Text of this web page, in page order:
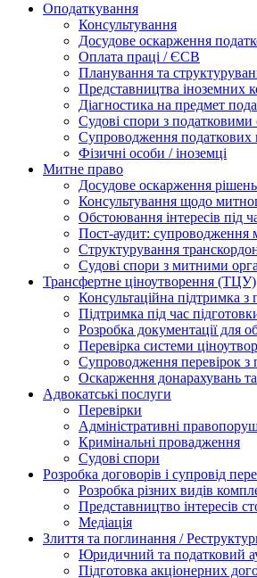
Оподаткування
Консультування
Досудове оскарження
Оплата праці / ЄСВ
Планування та
Представництва іноземних
Діагностика на предмет
Судові спори з податковими
Супроводження податкових
Фізичні особи / іноземці
Митне право
Досудове оскарження
Консультування щодо
Обстоювання інтересів під
Пост-аудит: супроводження
Структурування
Судові спори з митними
Трансфертне ціноутворення (ТЦУ)
Консультаційна підтримка
Підтримка під час
Розробка документації для
Перевірка системи
Супроводження перевірок з
Оскарження донарахувань
Адвокатські послуги
Перевірки
Адміністративні
Кримінальні провадження
Судові спори
Розробка договорів і супровід
Розробка різних видів
Представництво інтересів
Медіація
Злиття та поглинання /
Юридичний та податковий
Підготовка акціонерних